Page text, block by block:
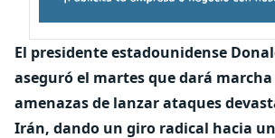
El presidente estadounidense
aseguró el martes que dará
amenazas de lanzar ataques
Irán, dando un giro radical hacia